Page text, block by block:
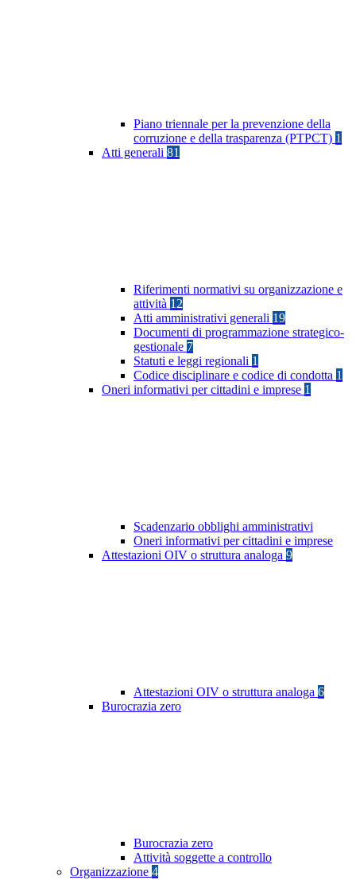
Piano triennale per la prevenzione della
corruzione e della trasparenza (PTPCT) 1
Atti generali 81
Riferimenti normativi su organizzazione e
attività 12
Atti amministrativi generali 19
Documenti di programmazione strategico-
gestionale 7
Statuti e leggi regionali 1
Codice disciplinare e codice di condotta 1
Oneri informativi per cittadini e imprese 1
Scadenzario obblighi amministrativi
Oneri informativi per cittadini e imprese
Attestazioni OIV o struttura analoga 9
Attestazioni OIV o struttura analoga 6
Burocrazia zero
Burocrazia zero
Attività soggette a controllo
Organizzazione 4